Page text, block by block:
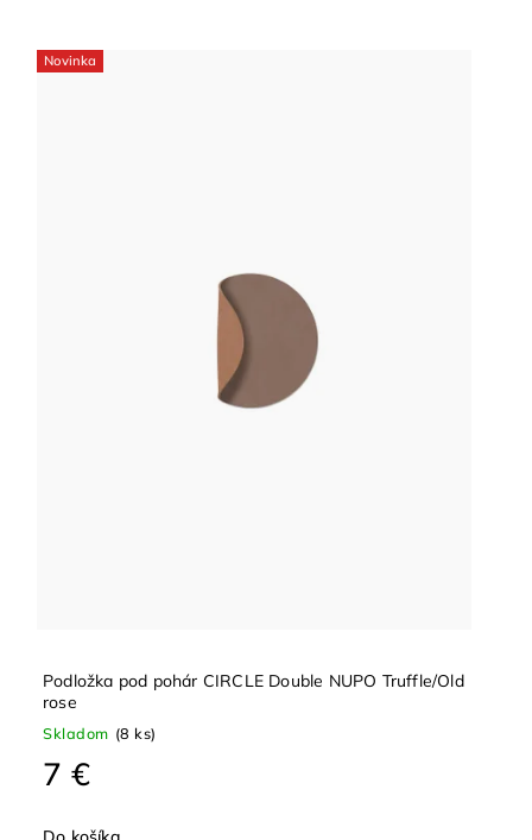
Novinka
Podložka pod pohár CIRCLE Double NUPO Truffle/Old
rose
Skladom (8 ks)
7 €